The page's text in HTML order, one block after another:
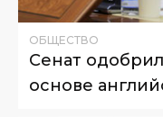
ОБЩЕСТВО
Сенат
основе